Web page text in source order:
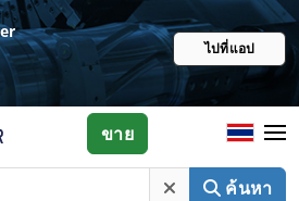
ไปที่แอป
ค้นหา
ขาย